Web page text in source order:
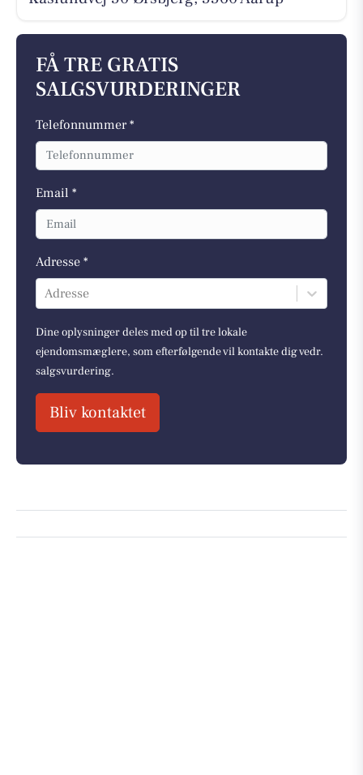
FÅ TRE GRATIS
SALGSVURDERINGER
Telefonnummer *
Email *
Adresse *
Adresse
Dine oplysninger deles med op til tre lokale
ejendomsmæglere, som efterfølgende vil kontakte dig vedr.
salgsvurdering.
Bliv kontaktet